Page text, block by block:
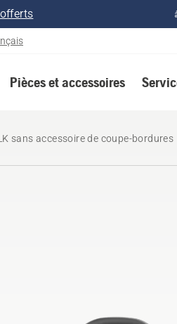
Pièces et accessoires
sans accessoire de coupe-bordures